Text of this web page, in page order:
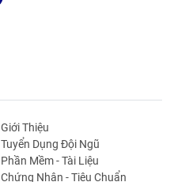
Dụng Cụ Cầm
Máy Công Cụ
Giới Thiệu
Tuyển Dụng Đội Ngũ
Phần Mềm - Tài Liệu
Chứng Nhận - Tiêu Chuẩn